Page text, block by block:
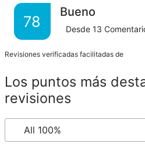
78
Bueno
Desde 13
Revisiones verificadas facilitadas de
Los puntos más
revisiones